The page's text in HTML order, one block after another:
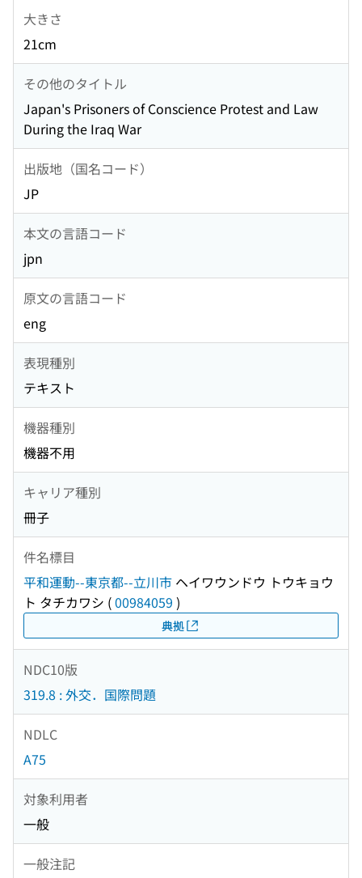
大きさ
21cm
その他のタイトル
Japan's Prisoners of Conscience Protest and Law
During the Iraq War
出版地（国名コード）
JP
本文の言語コード
jpn
原文の言語コード
eng
表現種別
テキスト
機器種別
機器不用
キャリア種別
冊子
件名標目
平和運動--東京都--立川市 ヘイワウンドウ トウキョウ
ト タチカワシ (00984059 )
典拠
NDC10版
319.8 : 外交．国際問題
NDLC
A75
対象利用者
一般
一般注記